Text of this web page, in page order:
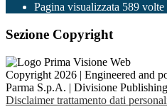
Pagina visualizzata 589 volte
Sezione Copyright
Copyright 2026 | Engineered and
Parma S.p.A. | Divisione
Disclaimer trattamento dati